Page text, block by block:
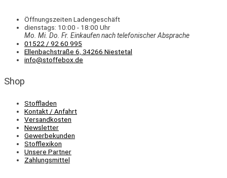
Öffnungszeiten Ladengeschäft
dienstags: 10:00 - 18:00 Uhr
Mo. Mi. Do. Fr. Einkaufennach telefonischer Absprache
01522 / 92 60 995
Ellenbachstraße 6, 34266 Niestetal
info@stoffebox.de
Shop
Stoffladen
Kontakt / Anfahrt
Versandkosten
Newsletter
Gewerbekunden
Stofflexikon
Unsere Partner
Zahlungsmittel